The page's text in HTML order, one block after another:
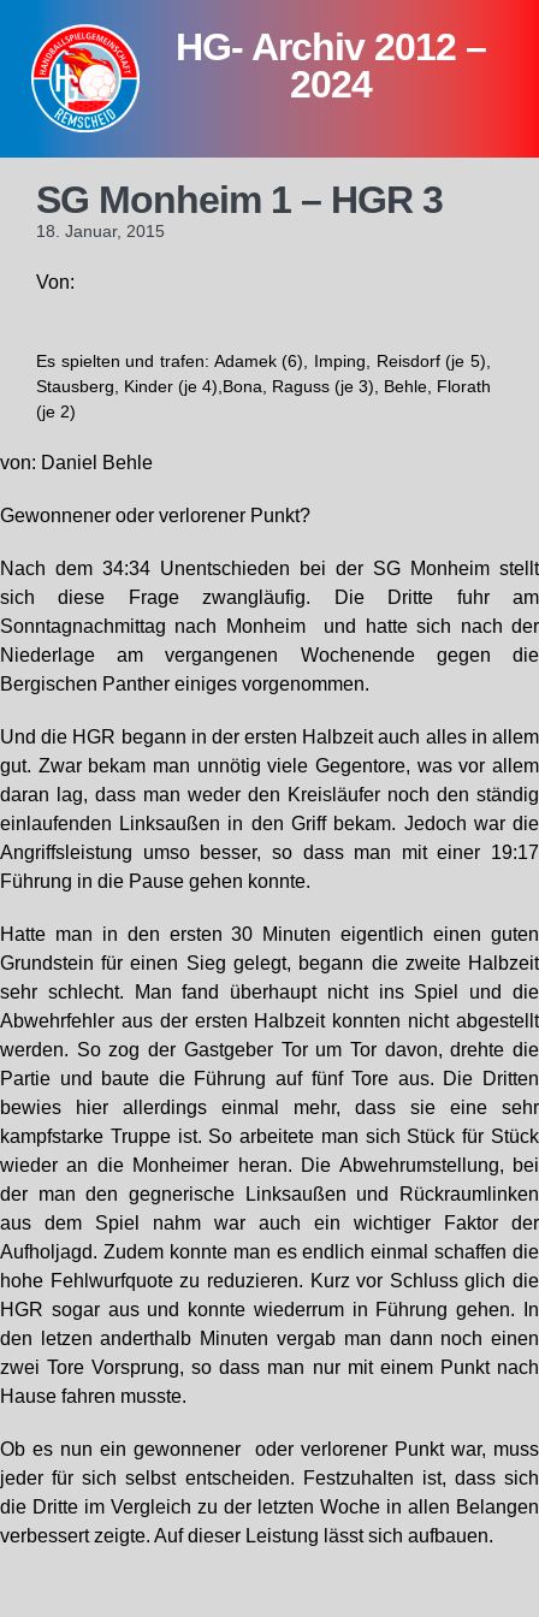
content
HG- Archiv 2012 –
2024
SG Monheim 1 – HGR 3
18. Januar, 2015
Von:
Es spielten und trafen: Adamek (6), Imping, Reisdorf (je 5),
Stausberg, Kinder (je 4),Bona, Raguss (je 3), Behle, Florath
(je 2)
von: Daniel Behle
Gewonnener oder verlorener Punkt?
Nach dem 34:34 Unentschieden bei der SG Monheim stellt
sich diese Frage zwangläufig. Die Dritte fuhr am
Sonntagnachmittag nach Monheim und hatte sich nach der
Niederlage am vergangenen Wochenende gegen die
Bergischen Panther einiges vorgenommen.
Und die HGR begann in der ersten Halbzeit auch alles in allem
gut. Zwar bekam man unnötig viele Gegentore, was vor allem
daran lag, dass man weder den Kreisläufer noch den ständig
einlaufenden Linksaußen in den Griff bekam. Jedoch war die
Angriffsleistung umso besser, so dass man mit einer 19:17
Führung in die Pause gehen konnte.
Hatte man in den ersten 30 Minuten eigentlich einen guten
Grundstein für einen Sieg gelegt, begann die zweite Halbzeit
sehr schlecht. Man fand überhaupt nicht ins Spiel und die
Abwehrfehler aus der ersten Halbzeit konnten nicht abgestellt
werden. So zog der Gastgeber Tor um Tor davon, drehte die
Partie und baute die Führung auf fünf Tore aus. Die Dritten
bewies hier allerdings einmal mehr, dass sie eine sehr
kampfstarke Truppe ist. So arbeitete man sich Stück für Stück
wieder an die Monheimer heran. Die Abwehrumstellung, bei
der man den gegnerische Linksaußen und Rückraumlinken
aus dem Spiel nahm war auch ein wichtiger Faktor der
Aufholjagd. Zudem konnte man es endlich einmal schaffen die
hohe Fehlwurfquote zu reduzieren. Kurz vor Schluss glich die
HGR sogar aus und konnte wiederrum in Führung gehen. In
den letzen anderthalb Minuten vergab man dann noch einen
zwei Tore Vorsprung, so dass man nur mit einem Punkt nach
Hause fahren musste.
Ob es nun ein gewonnener oder verlorener Punkt war, muss
jeder für sich selbst entscheiden. Festzuhalten ist, dass sich
die Dritte im Vergleich zu der letzten Woche in allen Belangen
verbessert zeigte. Auf dieser Leistung lässt sich aufbauen.